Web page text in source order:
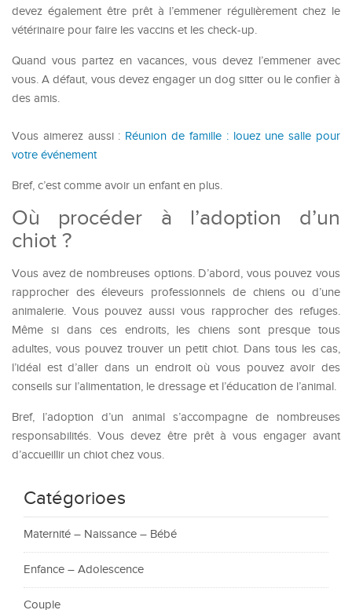
devez également être prêt à l’emmener régulièrement chez le
vétérinaire pour faire les vaccins et les check-up.
Quand vous partez en vacances, vous devez l’emmener avec
vous. A défaut, vous devez engager un dog sitter ou le confier à
des amis.
Vous aimerez aussi : Réunion de famille : louez une salle pour
votre événement
Bref, c’est comme avoir un enfant en plus.
Où procéder à l’adoption d’un
chiot ?
Vous avez de nombreuses options. D’abord, vous pouvez vous
rapprocher des éleveurs professionnels de chiens ou d’une
animalerie. Vous pouvez aussi vous rapprocher des refuges.
Même si dans ces endroits, les chiens sont presque tous
adultes, vous pouvez trouver un petit chiot. Dans tous les cas,
l’idéal est d’aller dans un endroit où vous pouvez avoir des
conseils sur l’alimentation, le dressage et l’éducation de l’animal.
Bref, l’adoption d’un animal s’accompagne de nombreuses
responsabilités. Vous devez être prêt à vous engager avant
d’accueillir un chiot chez vous.
Catégorioes
Maternité – Naissance – Bébé
Enfance – Adolescence
Couple